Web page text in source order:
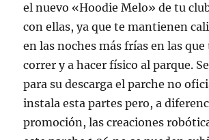
el nuevo «Hoodie Melo» de tu
con ellas, ya que te mantienen
en las noches más frías en las que
correr y a hacer físico al parque.
para su descarga el parche no
instala esta partes pero, a
promoción, las creaciones